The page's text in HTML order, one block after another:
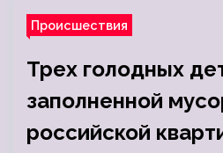
Происшествия
Трех голодных
заполненной
российской